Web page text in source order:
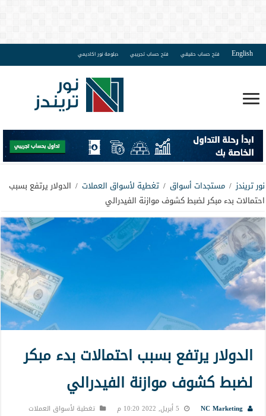
English فتح حساب حقيقي فتح حساب تجريبي دبلومة نور اكاديمي
نور تريندز / مستجدات أسواق / تغطية لأسواق العملات / الدولار يرتفع بسبب
احتمالات بدء مبكر لضبط كشوف موازنة الفيدرالي
الدولار يرتفع بسبب احتمالات بدء مبكر
لضبط كشوف موازنة الفيدرالي
NC Marketing 5 أبريل, 2022 10:20 م تغطية لأسواق العملات